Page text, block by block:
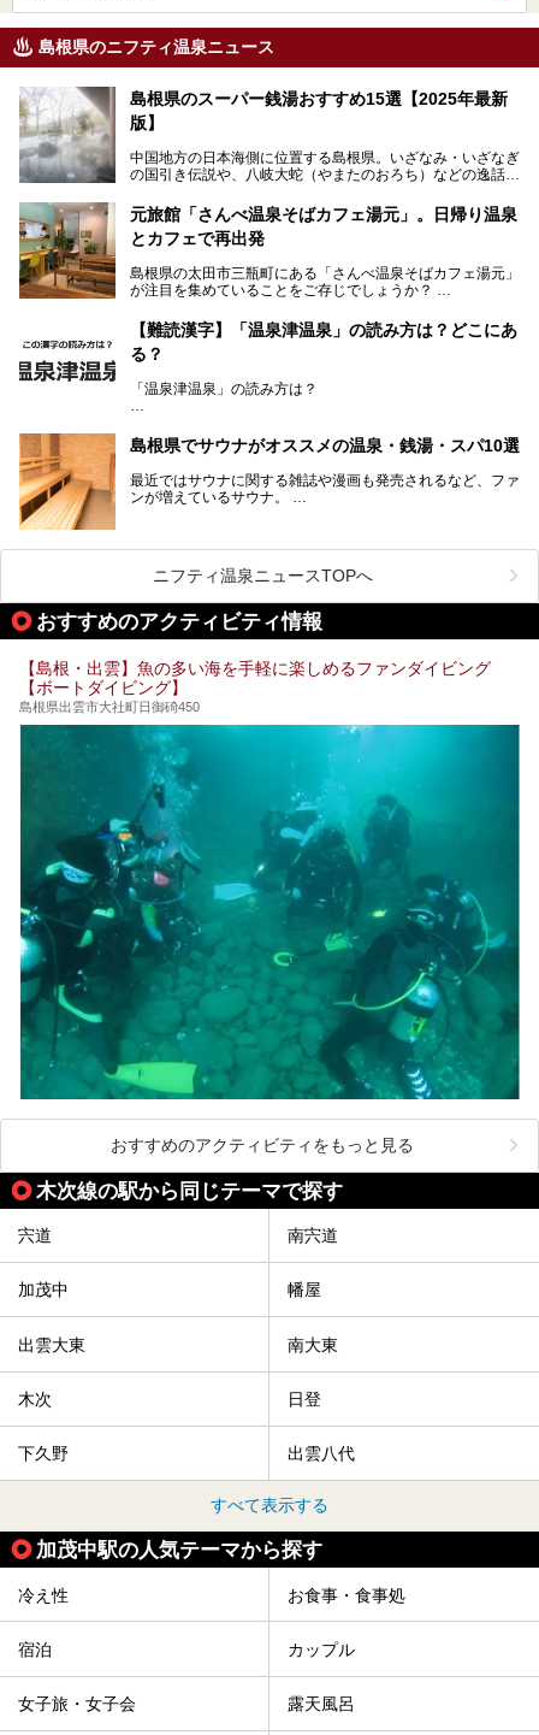
島根県のニフティ温泉ニュース
島根県のスーパー銭湯おすすめ15選【2025年最新
版】
中国地方の日本海側に位置する島根県。いざなみ・いざなぎ
の国引き伝説や、八岐大蛇（やまたのおろち）などの逸話が
の参拝客が訪れます。「出雲縁結び空港」への直行便なら、
首都圏からでも実は2時間圏内で到着できるアクセスも魅力
です。
市）など、古くから知られる温泉郷が多くあります。ゆった
り流れる時間のなかで、心の底からのんびりできるスーパー
元旅館「さんべ温泉そばカフェ湯元」。日帰り温泉
とカフェで再出発
島根県の太田市三瓶町にある「さんべ温泉そばカフェ湯元」
が注目を集めていることをご存じでしょうか？
「さんべ温泉そばカフェ湯元」は日帰り温泉と、名物のそば
を提供するカフェという新しい営業スタイルで、観光客に限
らず地元民にも親しまれています。
宿泊をせずとも、気軽に源泉のお湯をつかった温泉と、美味
しいそばが楽しめるなんて、とても素敵ですよね。
を経て現在のスタイルに辿り着いているのです。
【難読漢字】「温泉津温泉」の読み方は？どこにあ
る？
「温泉津温泉」の読み方は？
か？
島根県でサウナがオススメの温泉・銭湯・スパ10選
最近ではサウナに関する雑誌や漫画も発売されるなど、ファ
ンが増えているサウナ。
しかしサウナは一口にサウナと言っても、ドライサウナ、ス
チームサウナ、塩サウナなどが存在し、施設によって様々な
今回はそんな今話題のサウナが楽しめる、島根県内にあるオ
ススメ温泉・銭湯・スパを10件まとめてご紹介します。
ニフティ温泉ニュースTOPへ
おすすめのアクティビティ情報
【島根・出雲】魚の多い海を手軽に楽しめるファンダイビング
【ボートダイビング】
島根県出雲市大社町日御碕450
おすすめのアクティビティをもっと見る
木次線の駅から同じテーマで探す
宍道 南宍道
加茂中 幡屋
出雲大東 南大東
木次 日登
下久野 出雲八代
すべて表示する
加茂中駅の人気テーマから探す
冷え性 お食事・食事処
宿泊 カップル
女子旅・女子会 露天風呂